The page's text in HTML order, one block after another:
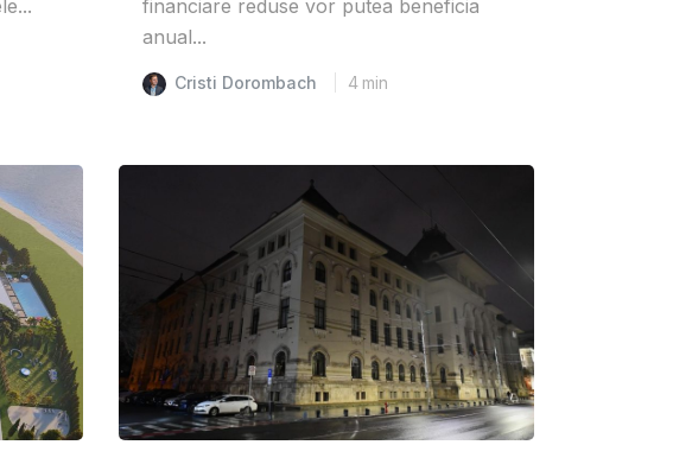
financiare reduse vor putea beneficia
anual...
Cristi Dorombach 4 min